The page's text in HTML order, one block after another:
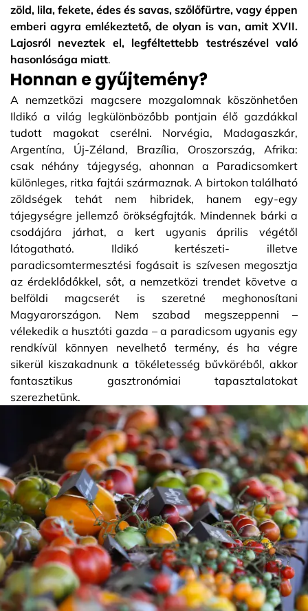
zöld, lila, fekete, édes és savas, szőlőfürtre, vagy éppen
emberi agyra emlékeztető, de olyan is van, amit XVII.
Lajosról neveztek el, legféltettebb testrészével való
hasonlósága miatt.
Honnan e gyűjtemény?
A nemzetközi magcsere mozgalomnak köszönhetően
Ildikó a világ legkülönbözőbb pontjain élő gazdákkal
tudott magokat cserélni. Norvégia, Madagaszkár,
Argentína, Új-Zéland, Brazília, Oroszország, Afrika:
csak néhány tájegység, ahonnan a Paradicsomkert
különleges, ritka fajtái származnak. A birtokon található
zöldségek tehát nem hibridek, hanem egy-egy
tájegységre jellemző örökségfajták. Mindennek bárki a
csodájára járhat, a kert ugyanis április végétől
látogatható. Ildikó kertészeti- illetve
paradicsomtermesztési fogásait is szívesen megosztja
az érdeklődőkkel, sőt, a nemzetközi trendet követve a
belföldi magcserét is szeretné meghonosítani
Magyarországon. Nem szabad megszeppenni –
vélekedik a husztóti gazda – a paradicsom ugyanis egy
rendkívül könnyen nevelhető termény, és ha végre
sikerül kiszakadnunk a tökéletesség bűvköréből, akkor
fantasztikus gasztronómiai tapasztalatokat
szerezhetünk.